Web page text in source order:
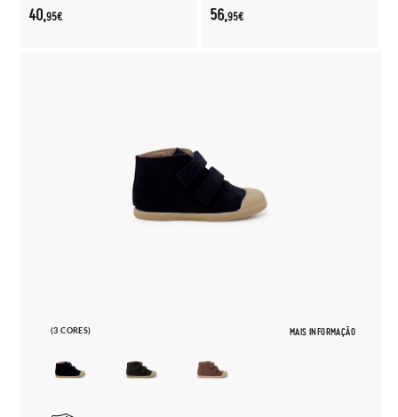
40,95€ 56,95€
(3 CORES) MAIS INFORMAÇÃO